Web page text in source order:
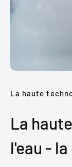
La haute
La
l'eau -